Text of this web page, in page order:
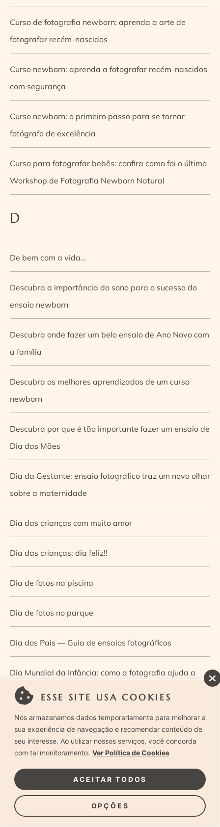
ESSE SITE USA COOKIES
Nós armazenamos dados temporariamente para melhorar a
sua experiência de navegação e recomendar conteúdo de
seu interesse. Ao utilizar nossos serviços, você concorda
com tal monitoramento. Ver Política de Cookies
OPÇÕES
ACEITAR TODOS
Curso de fotografia newborn: aprenda a arte de
fotografar recém-nascidos
Curso newborn: aprenda a fotografar recém-nascidos
com segurança
Curso newborn: o primeiro passo para se tornar
fotógrafo de excelência
Curso para fotografar bebês: confira como foi o último
Workshop de Fotografia Newborn Natural
D
De bem com a vida…
Descubra a importância do sono para o sucesso do
ensaio newborn
Descubra onde fazer um belo ensaio de Ano Novo com
a família
Descubra os melhores aprendizados de um curso
newborn
Descubra por que é tão importante fazer um ensaio de
Dia das Mães
Dia da Gestante: ensaio fotográfico traz um novo olhar
sobre a maternidade
Dia das crianças com muito amor
Dia das crianças: dia feliz!!
Dia de fotos na piscina
Dia de fotos no parque
Dia dos Pais — Guia de ensaios fotográficos
Dia Mundial da Infância: como a fotografia ajuda a
construir a memória e a identidade da criança
Diário de uma grávida e sua pequena
Dica de especialista: como otimizar o fluxo de trabalho
no ensaio newborn?
Dica de especialista: qual o melhor guia de poses para
fotografia newborn?